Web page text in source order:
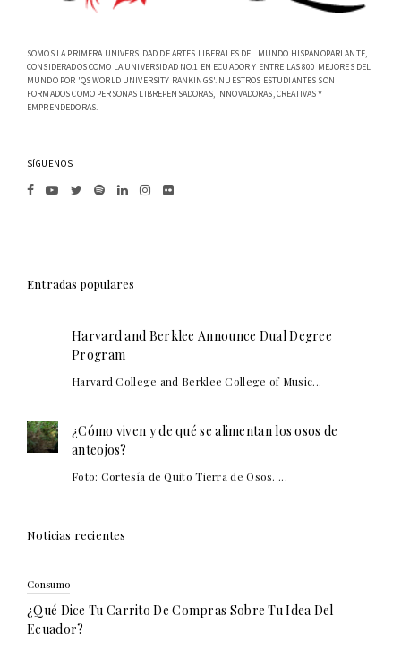
SOMOS LA PRIMERA UNIVERSIDAD DE ARTES LIBERALES DEL MUNDO HISPANOPARLANTE,
CONSIDERADOS COMO LA UNIVERSIDAD NO.1 EN ECUADOR Y ENTRE LAS 800 MEJORES DEL
MUNDO POR 'QS WORLD UNIVERSITY RANKINGS'. NUESTROS ESTUDIANTES SON
FORMADOS COMO PERSONAS LIBREPENSADORAS, INNOVADORAS, CREATIVAS Y
EMPRENDEDORAS.
SÍGUENOS
Entradas populares
Harvard and Berklee Announce Dual Degree
Program
Harvard College and Berklee College of Music...
¿Cómo viven y de qué se alimentan los osos de
anteojos?
Foto: Cortesía de Quito Tierra de Osos. ...
Noticias recientes
Consumo
¿Qué Dice Tu Carrito De Compras Sobre Tu Idea Del
Ecuador?